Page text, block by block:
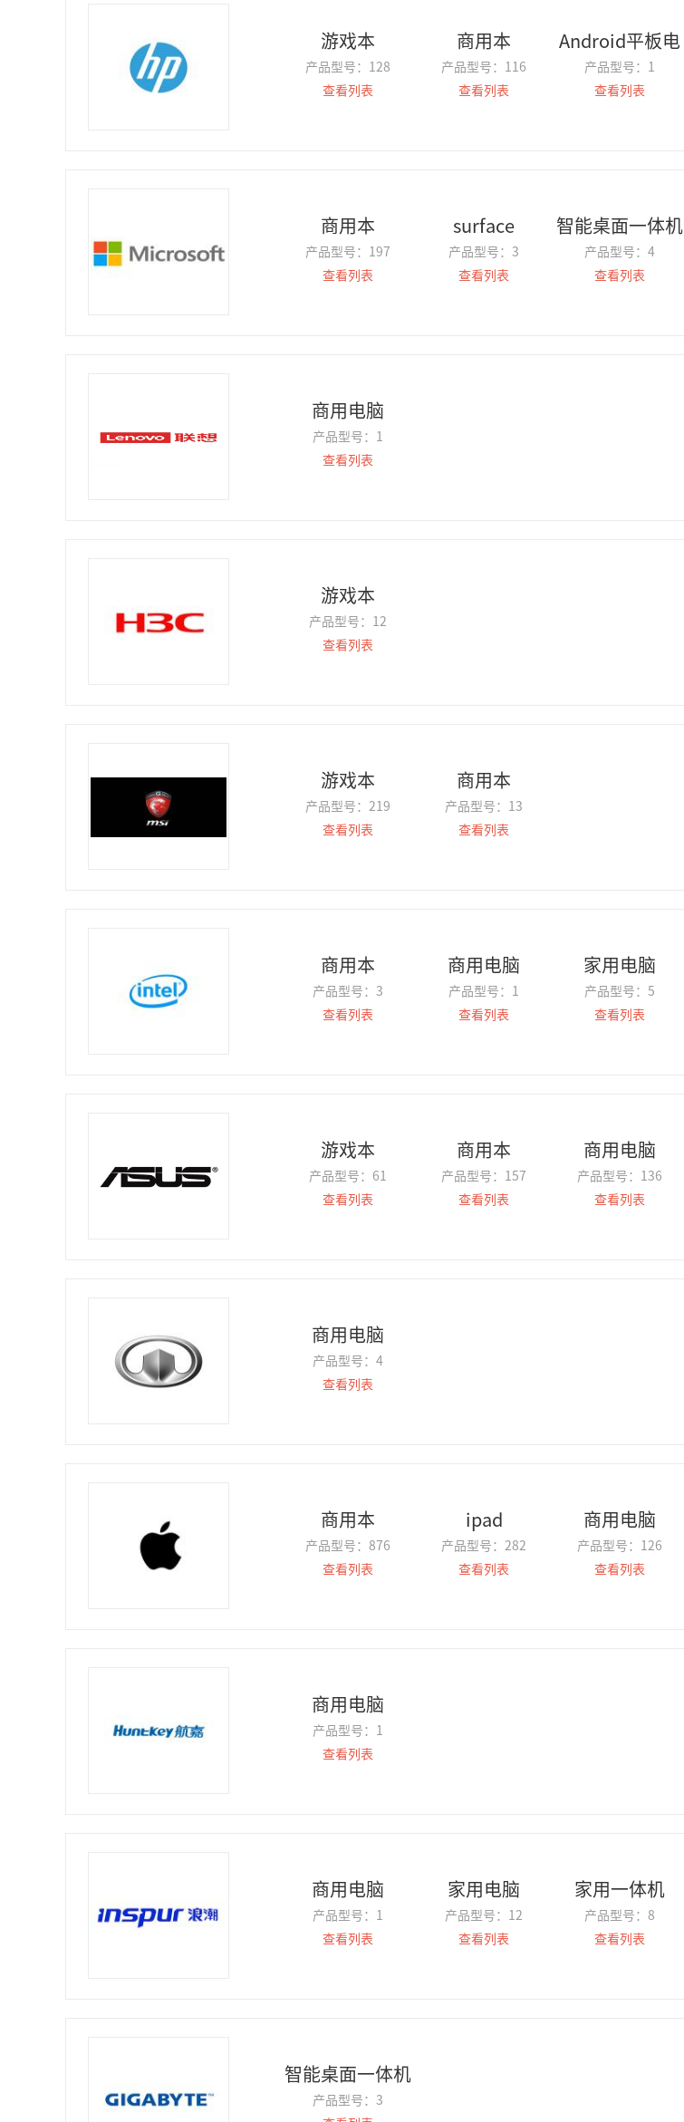
游戏本
产品型号：
128
查看列表
商用本
产品型号：
116
查看列表
Android平板电
脑
产品型号：
1
查看列表
商用本
产品型号：
197
查看列表
surface
产品型号： 3
查看列表
智能桌面一体机
产品型号： 4
查看列表
商用电脑
产品型号：
1
查看列表
游戏本
产品型号：
12
查看列表
游戏本
产品型号： 219
查看列表
商用本
产品型号：
13
查看列表
商用本
产品型号： 3
查看列表
商用电脑
产品型号：
1
查看列表
家用电脑
产品型号： 5
查看列表
游戏本
产品型号： 61
查看列表
商用本
产品型号：
157
查看列表
商用电脑
产品型号：
136
查看列表
商用电脑
产品型号： 4
查看列表
商用本
产品型号： 876
查看列表
ipad
产品型号： 282
查看列表
商用电脑
产品型号：
126
查看列表
商用电脑
产品型号：
1
查看列表
商用电脑
产品型号：
1
查看列表
家用电脑
产品型号：
12
查看列表
家用一体机
产品型号： 8
查看列表
智能桌面一体机
产品型号： 3